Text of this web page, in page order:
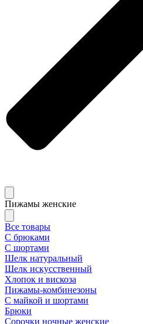
Пижамы женские
Все товары
С брюками
С шортами
Шелк натуральный
Шелк искусственный
Хлопок и вискоза
Пижамы-комбинезоны
С майкой и шортами
Брюки
Сорочки ночные женские